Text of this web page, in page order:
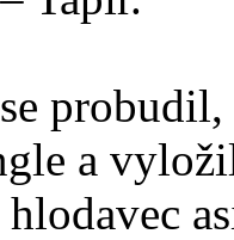
a